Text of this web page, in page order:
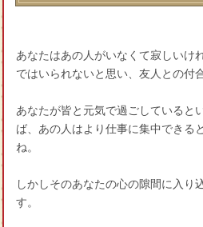
あなたはあの人がいなくて寂しいけ
ではいられないと思い、友人との付
あなたが皆と元気で過ごしていると
ば、あの人はより仕事に集中できる
ね。
しかしそのあなたの心の隙間に入り
す。